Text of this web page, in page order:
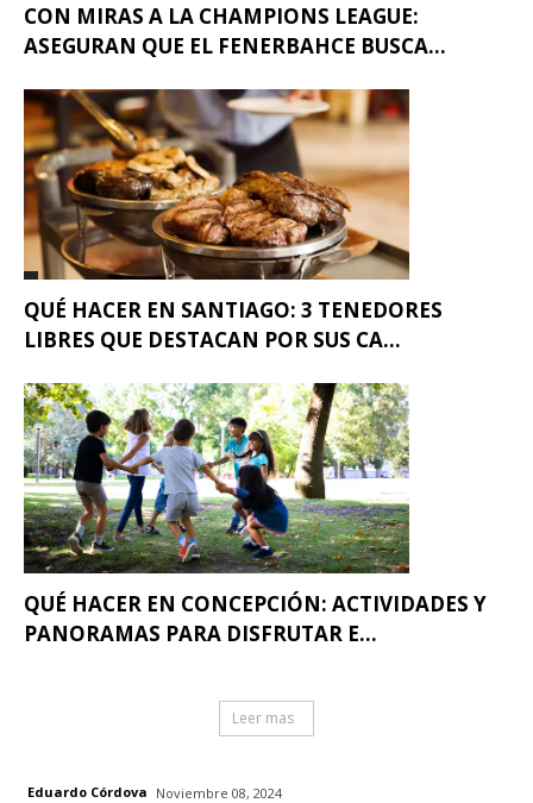
CON MIRAS A LA CHAMPIONS LEAGUE:
ASEGURAN QUE EL FENERBAHCE BUSCA...
QUÉ HACER EN SANTIAGO: 3 TENEDORES
LIBRES QUE DESTACAN POR SUS CA...
QUÉ HACER EN CONCEPCIÓN: ACTIVIDADES Y
PANORAMAS PARA DISFRUTAR E...
Leer mas
Eduardo Córdova Noviembre 08, 2024